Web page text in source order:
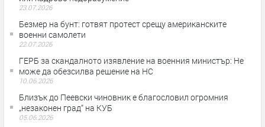
23.07.2026
Безмер на бунт: готвят протест срещу американските
военни самолети
22.07.2026
ГЕРБ за скандалното изявление на военния министър: Не
може да обезсилва решение на НС
10.06.2026
Близък до Пеевски чиновник е благословил огромния
„незаконен град“ на КУБ
05.06.2026